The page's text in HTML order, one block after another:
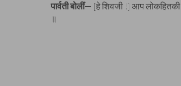
पार्वती बोलीं— [हे शिवजी !] आप
॥